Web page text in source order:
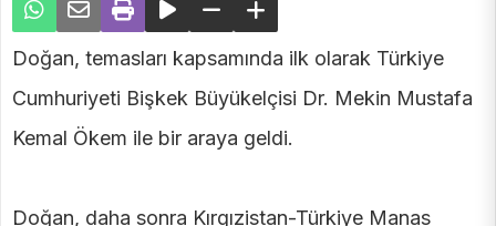
Doğan, temasları kapsamında ilk olarak Türkiye
Cumhuriyeti Bişkek Büyükelçisi Dr. Mekin Mustafa
Kemal Ökem ile bir araya geldi.
Doğan, daha sonra Kırgızistan-Türkiye Manas